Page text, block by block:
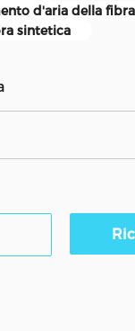
d'aria della
sintetica